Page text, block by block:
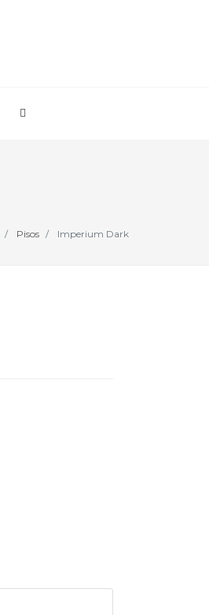
Pisos Imperium Dark